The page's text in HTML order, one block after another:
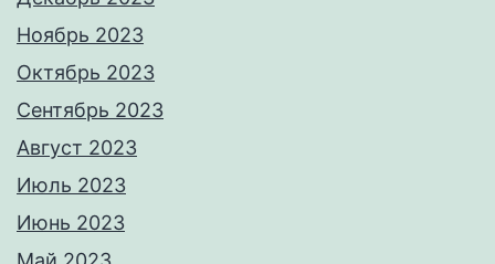
Ноябрь 2023
Октябрь 2023
Сентябрь 2023
Август 2023
Июль 2023
Июнь 2023